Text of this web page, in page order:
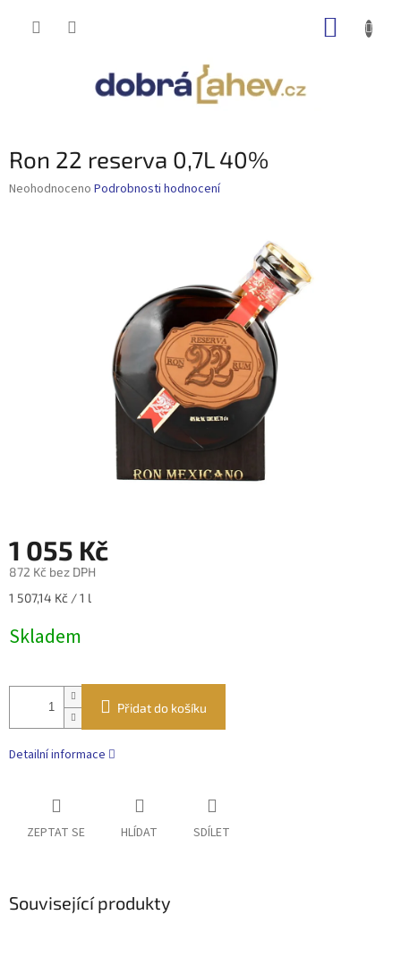
Ron 22 reserva 0,7L 40%
Průměrné
Neohodnoceno Podrobnosti hodnocení
1 055 Kč
872 Kč bez DPH
Měrná
1 507,14 Kč / 1 l
Skladem
Přidat do košíku
Detailní informace
ZEPTAT SE HLÍDAT SDÍLET
Související produkty